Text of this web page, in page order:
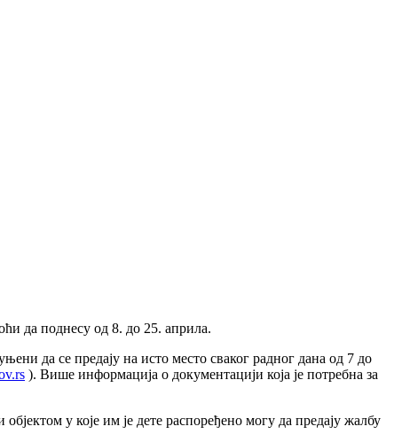
да поднесу од 8. до 25. априла.
да се предају на исто место сваког радног дана од 7 до
). Више информација о документацији која је потребна за
у које им је дете распоређено могу да предају жалбу